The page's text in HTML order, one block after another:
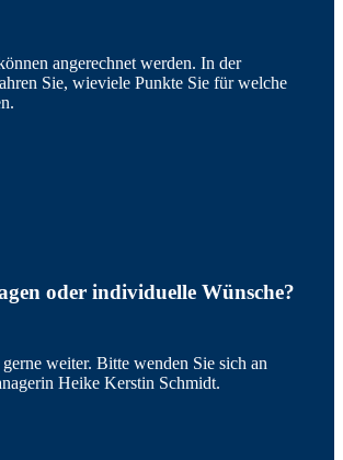
angerechnet werden. In der
Sie, wieviele Punkte Sie für welche
oder individuelle Wünsche?
weiter. Bitte wenden Sie sich an
Heike Kerstin Schmidt.